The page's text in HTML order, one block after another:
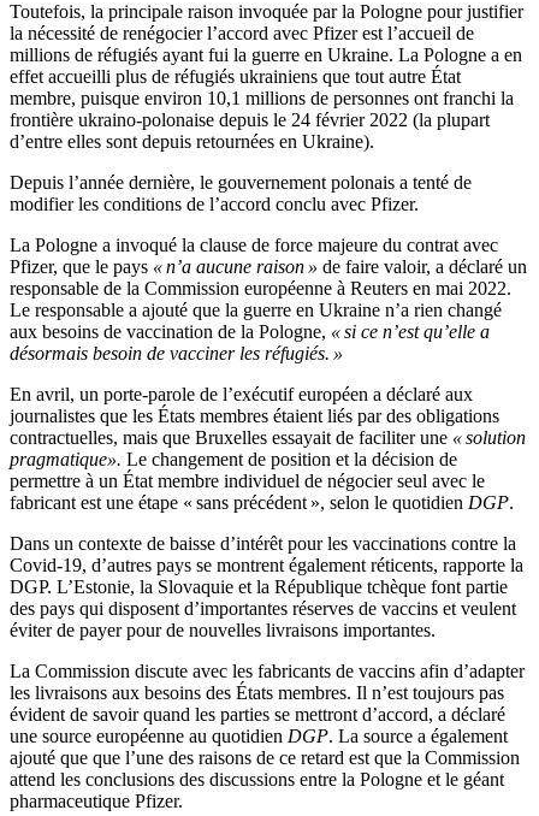
Toutefois, la principale raison invoquée par la Pologne pour justifier
la nécessité de renégocier l’accord avec Pfizer est l’accueil de
millions de réfugiés ayant fui la guerre en Ukraine. La Pologne a en
effet accueilli plus de réfugiés ukrainiens que tout autre État
membre, puisque environ 10,1 millions de personnes ont franchi la
frontière ukraino-polonaise depuis le 24 février 2022 (la plupart
d’entre elles sont depuis retournées en Ukraine).
Depuis l’année dernière, le gouvernement polonais a tenté de
modifier les conditions de l’accord conclu avec Pfizer.
La Pologne a invoqué la clause de force majeure du contrat avec
Pfizer, que le pays « n’a aucune raison » de faire valoir, a déclaré un
responsable de la Commission européenne à Reuters en mai 2022.
Le responsable a ajouté que la guerre en Ukraine n’a rien changé
aux besoins de vaccination de la Pologne, « si ce n’est qu’elle a
désormais besoin de vacciner les réfugiés. »
En avril, un porte-parole de l’exécutif européen a déclaré aux
journalistes que les États membres étaient liés par des obligations
contractuelles, mais que Bruxelles essayait de faciliter une « solution
pragmatique». Le changement de position et la décision de
permettre à un État membre individuel de négocier seul avec le
fabricant est une étape « sans précédent », selon le quotidien DGP.
Dans un contexte de baisse d’intérêt pour les vaccinations contre la
Covid-19, d’autres pays se montrent également réticents, rapporte la
DGP. L’Estonie, la Slovaquie et la République tchèque font partie
des pays qui disposent d’importantes réserves de vaccins et veulent
éviter de payer pour de nouvelles livraisons importantes.
La Commission discute avec les fabricants de vaccins afin d’adapter
les livraisons aux besoins des États membres. Il n’est toujours pas
évident de savoir quand les parties se mettront d’accord, a déclaré
une source européenne au quotidien DGP. La source a également
ajouté que que l’une des raisons de ce retard est que la Commission
attend les conclusions des discussions entre la Pologne et le géant
pharmaceutique Pfizer.